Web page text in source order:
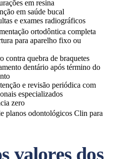
em resina
em saúde bucal
e exames radiográficos
ortodôntica completa
para aparelho fixo ou
contra quebra de braquetes
dentário após término do
e revisão periódica com
especializados
zero
planos odontológicos Clin para
valores dos